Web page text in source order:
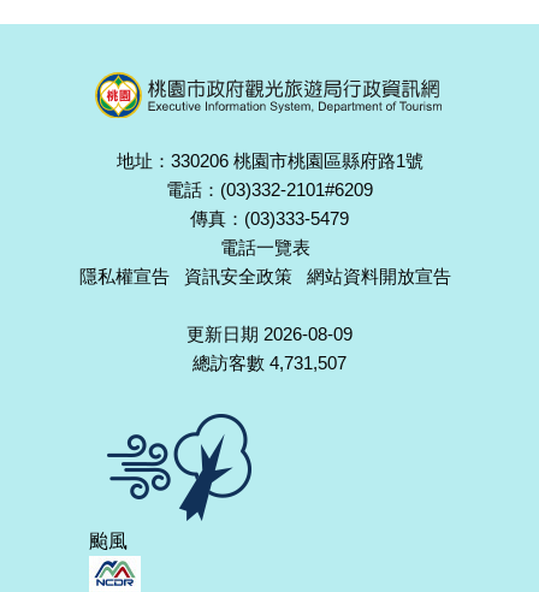
地址：330206 桃園市桃園區縣府路1號
電話：(03)332-2101#6209
傳真：(03)333-5479
電話一覽表
隱私權宣告
資訊安全政策 網站資料開放宣告
更新日期 2026-08-09
總訪客數 4,731,507
颱風